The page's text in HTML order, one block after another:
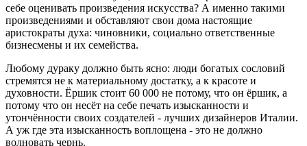
себе оценивать произведения искусства? А именно такими
произведениями и обставляют свои дома настоящие
аристократы духа: чиновники, социально ответственные
бизнесмены и их семейства.
Любому дураку должно быть ясно: люди богатых сословий
стремятся не к материальному достатку, а к красоте и
духовности. Ёршик стоит 60 000 не потому, что он ёршик, а
потому что он несёт на себе печать изысканности и
утончённости своих создателей - лучших дизайнеров Италии.
А уж где эта изысканность воплощена - это не должно
волновать чернь.